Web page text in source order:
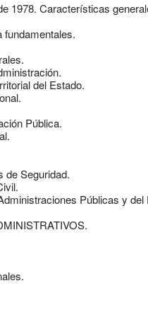
1978. Características
fundamentales.
del Estado.
Pública.
de Seguridad.
Públicas y